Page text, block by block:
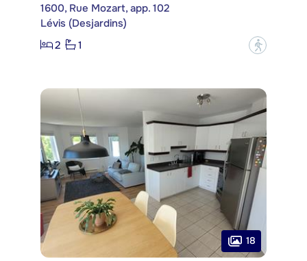
1600, Rue Mozart, app. 102
Lévis (Desjardins)
2
1 ?
18